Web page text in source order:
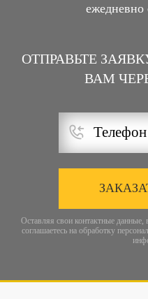
ежедневно
ОТПРАВЬТЕ
ВАМ
Оставляя свои контактные данные,
соглашаетесь на обработку